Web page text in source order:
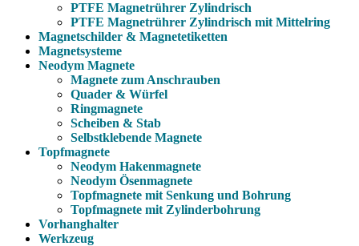
PTFE Magnetrührer Zylindrisch
PTFE Magnetrührer Zylindrisch mit Mittelring
Magnetschilder & Magnetetiketten
Magnetsysteme
Neodym Magnete
Magnete zum Anschrauben
Quader & Würfel
Ringmagnete
Scheiben & Stab
Selbstklebende Magnete
Topfmagnete
Neodym Hakenmagnete
Neodym Ösenmagnete
Topfmagnete mit Senkung und Bohrung
Topfmagnete mit Zylinderbohrung
Vorhanghalter
Werkzeug